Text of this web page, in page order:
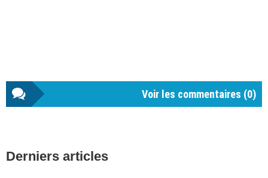
Voir les commentaires (0)
latérale
Derniers articles